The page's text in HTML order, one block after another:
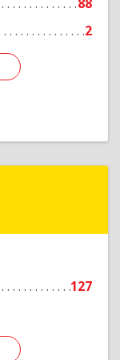
2
Подробнее
127
Подробнее